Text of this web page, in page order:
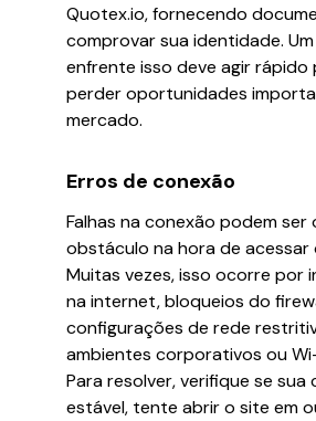
Quotex.io, fornecendo
comprovar sua identidade.
enfrente isso deve agir rápido
perder oportunidades
mercado.
Erros de conexão
Falhas na conexão podem ser
obstáculo na hora de acessar
Muitas vezes, isso ocorre por
na internet, bloqueios do
configurações de rede
ambientes corporativos ou
Para resolver, verifique se
estável, tente abrir o site em